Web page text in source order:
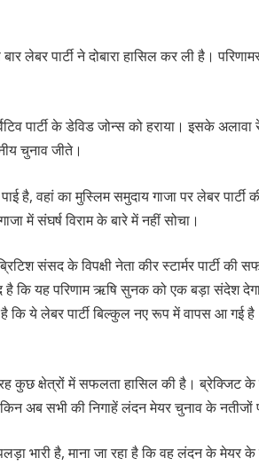
लेबर पार्टी ने दोबारा हासिल कर ली है।
पार्टी के डेविड जोन्स को हराया। इसके
चुनाव जीते।
है, वहां का मुस्लिम समुदाय गाजा पर लेबर
में संघर्ष विराम के बारे में नहीं सोचा।
संसद के विपक्षी नेता कीर स्टार्मर पार्टी की
है कि यह परिणाम ऋषि सुनक को एक बड़ा संदेश
कि ये लेबर पार्टी बिल्कुल नए रूप में वापस आ गई
तरह कुछ क्षेत्रों में सफलता हासिल की है। ब्रेक्जिट
अब सभी की निगाहें लंदन मेयर चुनाव के नतीजों
भारी है, माना जा रहा है कि वह लंदन के मेयर